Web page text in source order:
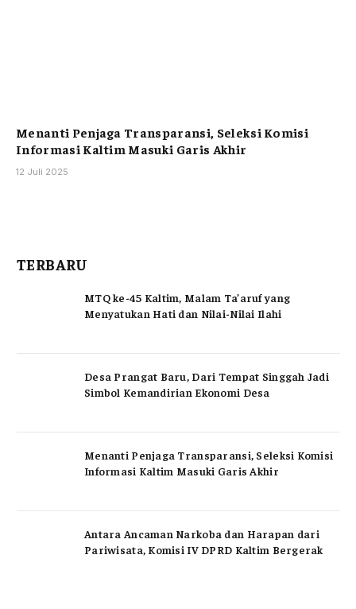
Menanti Penjaga Transparansi, Seleksi Komisi
Informasi Kaltim Masuki Garis Akhir
12 Juli 2025
TERBARU
MTQ ke-45 Kaltim, Malam Ta’aruf yang
Menyatukan Hati dan Nilai-Nilai Ilahi
Desa Prangat Baru, Dari Tempat Singgah Jadi
Simbol Kemandirian Ekonomi Desa
Menanti Penjaga Transparansi, Seleksi Komisi
Informasi Kaltim Masuki Garis Akhir
Antara Ancaman Narkoba dan Harapan dari
Pariwisata, Komisi IV DPRD Kaltim Bergerak